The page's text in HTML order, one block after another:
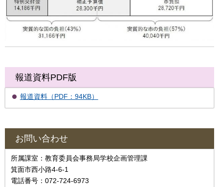
報道資料PDF版
報道資料（PDF：94KB）
お問い合わせ
所属課室：教育委員会事務局学校企画管理課
箕面市西小路4‐6‐1
電話番号：072-724-6973